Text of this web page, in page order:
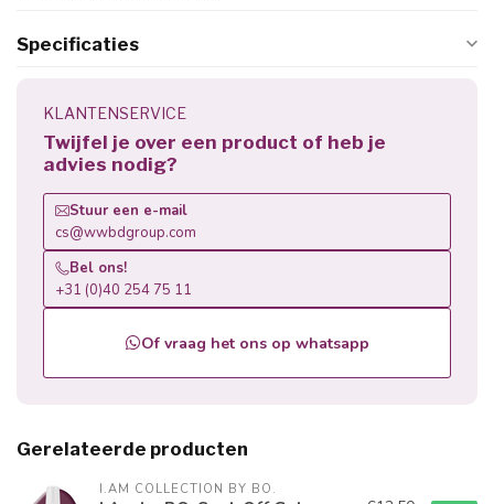
Specificaties
KLANTENSERVICE
Twijfel je over een product of heb je
advies nodig?
Stuur een e-mail
cs@wwbdgroup.com
Bel ons!
+31 (0)40 254 75 11
Of vraag het ons op whatsapp
Gerelateerde producten
I.AM COLLECTION BY BO.